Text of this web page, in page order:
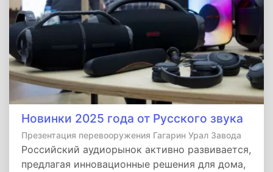
Новинки 2025 года от Русского звука
Презентация перевооружения Гагарин Урал Завода
Российский аудиорынок активно развивается,
предлагая инновационные решения для дома,